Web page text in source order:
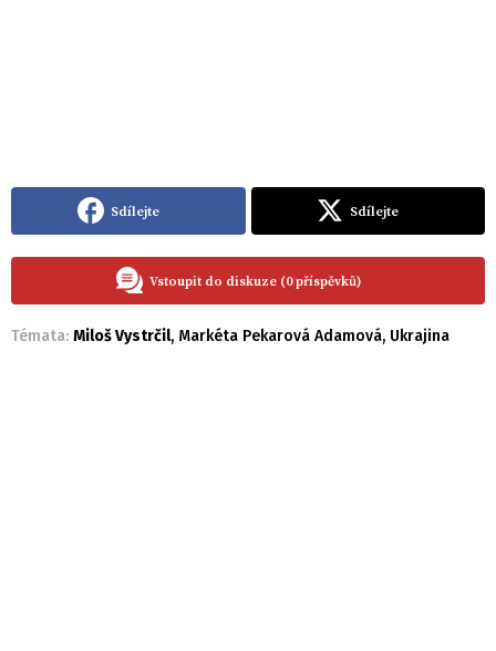
Sdílejte Sdílejte
Vstoupit do diskuze (0 příspěvků)
Témata: Miloš Vystrčil, Markéta Pekarová Adamová, Ukrajina